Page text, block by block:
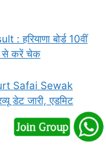
हरियाणा बोर्ड 10वीं
से करें चेक
Safai Sewak
डेट जारी, एडमिट